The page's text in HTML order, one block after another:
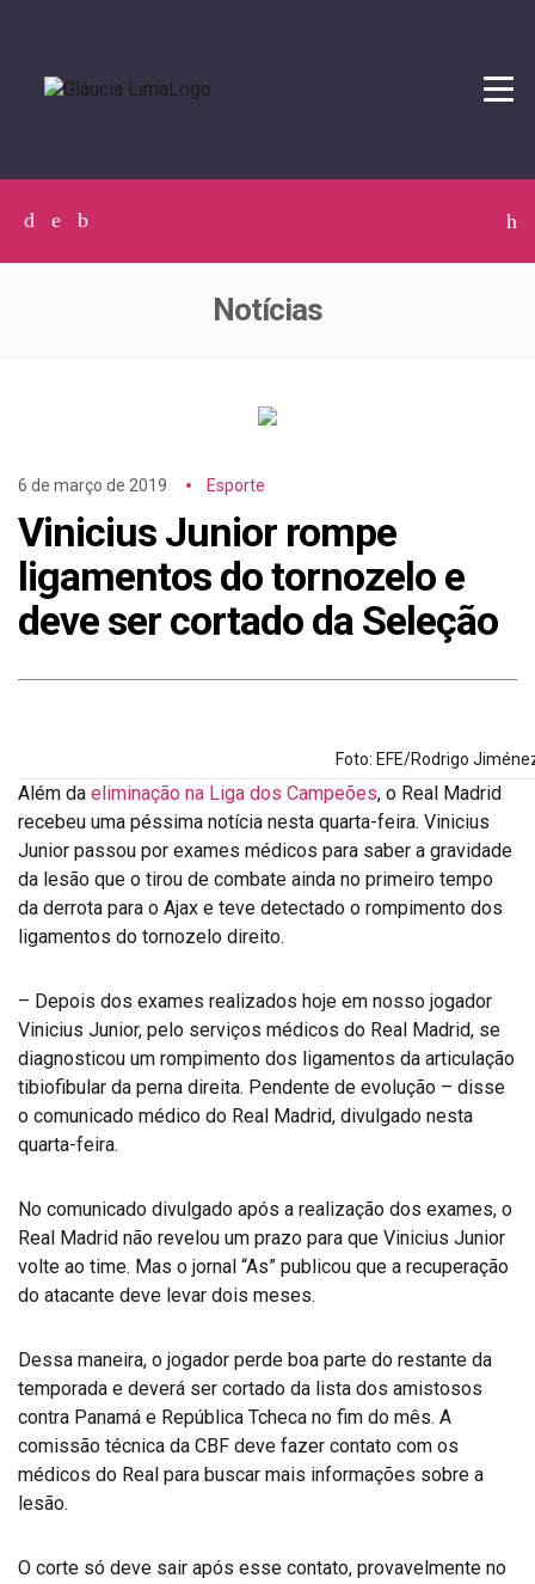
Facebook
TwitterInstagram
Notícias
6 de março de 2019 Esporte
Vinicius Junior rompe
ligamentos do tornozelo e
deve ser cortado da Seleção
Foto: EFE/Rodrigo
Além da eliminação na Liga dos Campeões, o Real Madrid
recebeu uma péssima notícia nesta quarta-feira. Vinicius
Junior passou por exames médicos para saber a gravidade
da lesão que o tirou de combate ainda no primeiro tempo
da derrota para o Ajax e teve detectado o rompimento dos
ligamentos do tornozelo direito.
– Depois dos exames realizados hoje em nosso jogador
Vinicius Junior, pelo serviços médicos do Real Madrid, se
diagnosticou um rompimento dos ligamentos da articulação
tibiofibular da perna direita. Pendente de evolução – disse
o comunicado médico do Real Madrid, divulgado nesta
quarta-feira.
No comunicado divulgado após a realização dos exames, o
Real Madrid não revelou um prazo para que Vinicius Junior
volte ao time. Mas o jornal “As” publicou que a recuperação
do atacante deve levar dois meses.
Dessa maneira, o jogador perde boa parte do restante da
temporada e deverá ser cortado da lista dos amistosos
contra Panamá e República Tcheca no fim do mês. A
comissão técnica da CBF deve fazer contato com os
médicos do Real para buscar mais informações sobre a
lesão.
O corte só deve sair após esse contato, provavelmente no